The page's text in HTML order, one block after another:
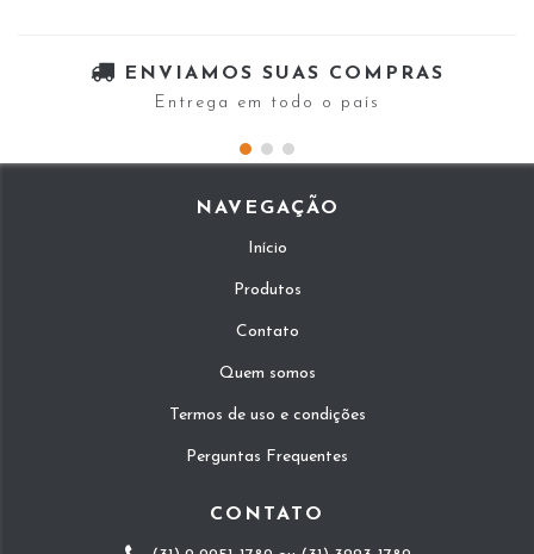
ENVIAMOS SUAS COMPRAS
Entrega em todo o país
NAVEGAÇÃO
Início
Produtos
Contato
Quem somos
Termos de uso e condições
Perguntas Frequentes
CONTATO